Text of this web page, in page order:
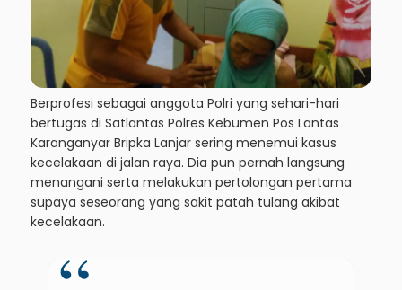
Berprofesi sebagai anggota Polri yang sehari-hari
bertugas di Satlantas Polres Kebumen Pos Lantas
Karanganyar Bripka Lanjar sering menemui kasus
kecelakaan di jalan raya. Dia pun pernah langsung
menangani serta melakukan pertolongan pertama
supaya seseorang yang sakit patah tulang akibat
kecelakaan.